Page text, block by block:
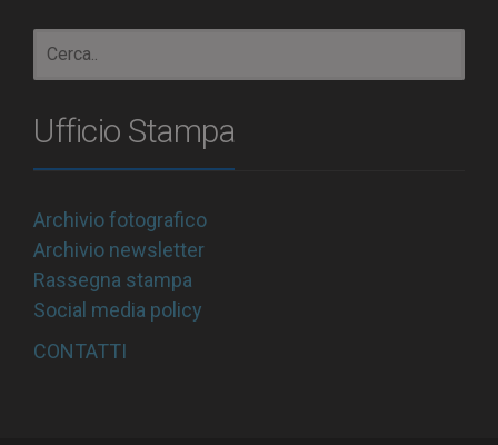
Ufficio Stampa
Archivio fotografico
Archivio newsletter
Rassegna stampa
Social media policy
CONTATTI